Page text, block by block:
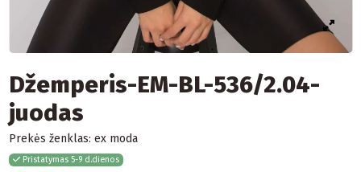
Džemperis-EM-BL-536/2.04-
juodas
Prekės ženklas: ex moda
Pristatymas 5-9 d.dienos